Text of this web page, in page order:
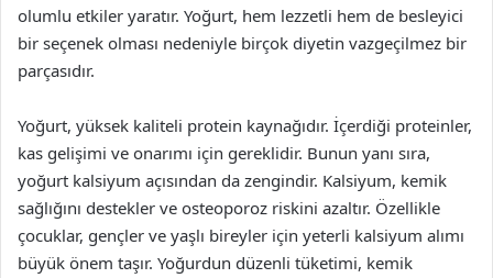
olumlu etkiler yaratır. Yoğurt, hem lezzetli hem de besleyici
bir seçenek olması nedeniyle birçok diyetin vazgeçilmez bir
parçasıdır.
Yoğurt, yüksek kaliteli protein kaynağıdır. İçerdiği proteinler,
kas gelişimi ve onarımı için gereklidir. Bunun yanı sıra,
yoğurt kalsiyum açısından da zengindir. Kalsiyum, kemik
sağlığını destekler ve osteoporoz riskini azaltır. Özellikle
çocuklar, gençler ve yaşlı bireyler için yeterli kalsiyum alımı
büyük önem taşır. Yoğurdun düzenli tüketimi, kemik